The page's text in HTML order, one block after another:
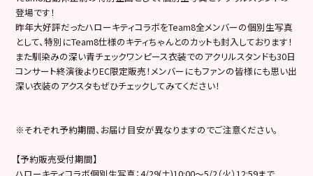
登場です！
昨年大好評だったハローキティコラボをTeam8全メンバーの個別生写真
として、特別にTeam8仕様のキティちゃんとのカットも封入しております！
また馴染みの深い青チェックワンピース衣装でのアクリルスタンドも30日
コンサート終演後よりEC限定販売！メンバーにもファンの皆様にも思い出
深い衣装のアクスタもぜひチェックしてみてください！
※それぞれ予約期間、お届け目安が異なりますのでご注意ください。
【予約販売受付期間】